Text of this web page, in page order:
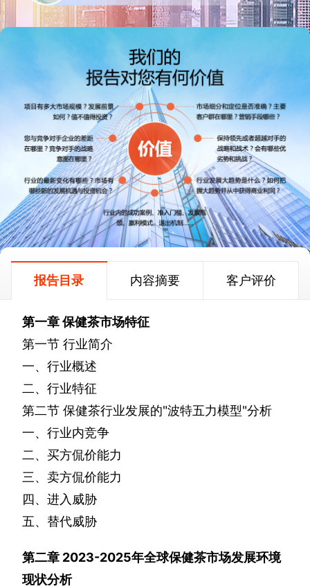
报告目录 内容摘要 客户评价
第一章保健茶市场特征
第一节 行业简介
一、行业概述
二、行业特征
第二节 保健茶行业发展的"波特五力模型"分析
一、行业内竞争
二、买方侃价能力
三、卖方侃价能力
四、进入威胁
五、替代威胁
第二章 2023-2025年全球保健茶市场发展环境
现状分析